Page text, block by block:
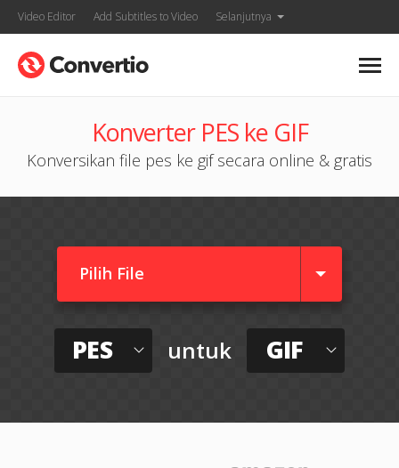
Video Editor Add Subtitles to Video Selanjutnya
Konverter PES ke GIF
Konversikan file pes ke gif secara online & gratis
Pilih File
PES untuk GIF